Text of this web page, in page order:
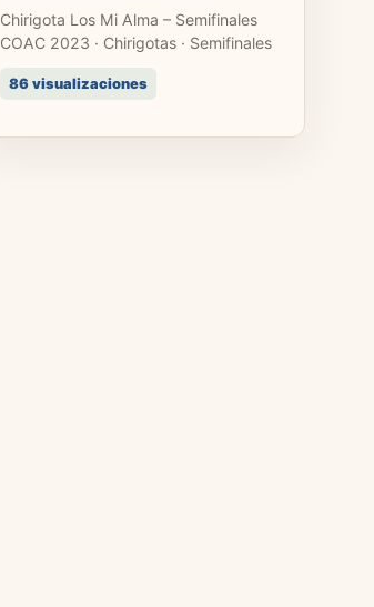
Chirigota Los Mi Alma – Semifinales
COAC 2023 · Chirigotas · Semifinales
86 visualizaciones